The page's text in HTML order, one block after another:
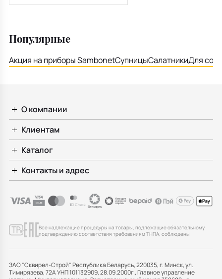
Популярные
Акция на приборы SambonetСупницыСалатникиДля
О компании
Клиентам
Каталог
Контакты и адрес
Все надлежащие процедуры на товары, подлежащие обязательному
подтверждению соответствия требованиям ТНПА, соблюдены
ЗАО "Сквирел-Строй" Республика Беларусь, 220035, г. Минск, ул.
Тимирязева, 72А УНП 101132909, 28.09.2000г., Главное управление